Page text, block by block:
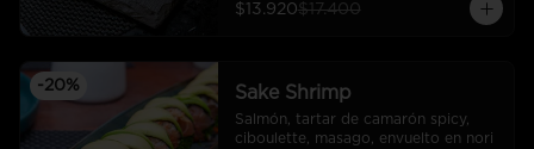
$13.920$17.400
-20% Sake Shrimp
Salmón, tartar de camarón spicy,
ciboulette, masago, envuelto en nori